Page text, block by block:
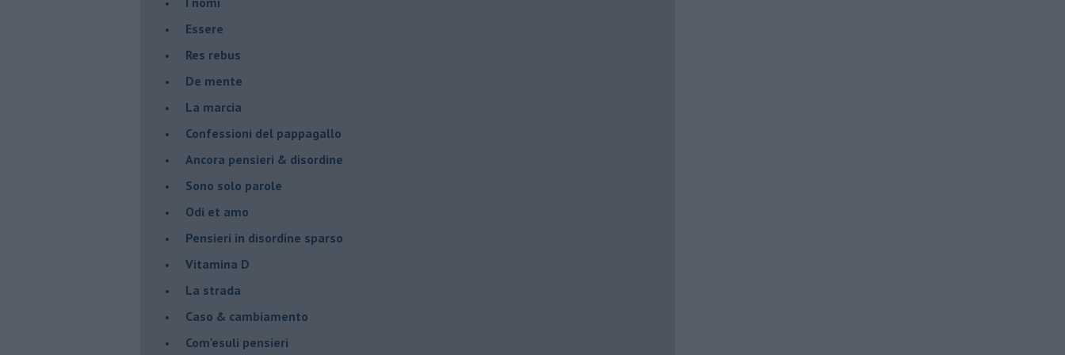
Essere
Res rebus
De mente
La marcia
Confessioni del pappagallo
Ancora pensieri & disordine
Sono solo parole
Odi et amo
Pensieri in disordine sparso
Vitamina D
La strada
Caso & cambiamento
Com'esuli pensieri